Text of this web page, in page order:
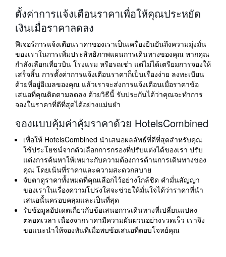
ตั้งค่าการแจ้งเตือนราคาเพื่อให้คุณประหยัด
เงินเมื่อราคาลดลง
ฟีเจอร์การแจ้งเตือนราคาของเราเป็นเครื่องยืนยันถึงความมุ่งมั่น
ของเราในการเพิ่มประสิทธิภาพแผนการเดินทางของคุณ หากคุณ
กำลังเลือกเที่ยวบิน โรงแรม หรือรถเช่า แต่ไม่ได้เตรียมการจองให้
เสร็จสิ้น การตั้งค่าการแจ้งเตือนราคาก็เป็นเรื่องง่าย ลงทะเบียน
ด้วยที่อยู่อีเมลของคุณ แล้วเราจะส่งการแจ้งเตือนเมื่อราคาข้อ
เสนอที่คุณติดตามลดลง ด้วยวิธีนี้ รับประกันได้ว่าคุณจะทำการ
จองในราคาที่ดีที่สุดได้อย่างแม่นยำ
จองแบบคุ้มค่าคุ้มราคาด้วย HotelsCombined
เพื่อให้ HotelsCombined นำเสนอผลลัพธ์ที่ดีที่สุดสำหรับคุณ
ใช้ประโยชน์จากตัวเลือกการกรองที่ปรับแต่งได้ของเรา ปรับ
แต่งการค้นหาให้เหมาะกับความต้องการด้านการเดินทางของ
คุณ โดยเน้นที่ราคาและความสะดวกสบาย
จับตาดูราคาทั้งหมดที่คุณเลือกไว้อย่างใกล้ชิด คำมั่นสัญญา
ของเราในเรื่องความโปร่งใสจะช่วยให้มั่นใจได้ว่าราคาที่นำ
เสนอนั้นครอบคลุมและเป็นที่สุด
รับข้อมูลอัปเดตเกี่ยวกับข้อเสนอการเดินทางที่เปลี่ยนแปลง
ตลอดเวลา เนื่องจากราคามีความผันผวนอย่างรวดเร็ว เราจึง
ขอแนะนำให้จองทันทีเมื่อพบข้อเสนอที่ตอบโจทย์คุณ